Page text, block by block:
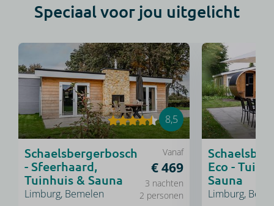
Speciaal voor jou uitgelicht
8,5
Vanaf
€ 469
3 nachten
2 personen
Schaelsbergerbosch
- Sfeerhaard,
Tuinhuis & Sauna
Limburg, Bemelen
Eco -
Sauna
Limburg,